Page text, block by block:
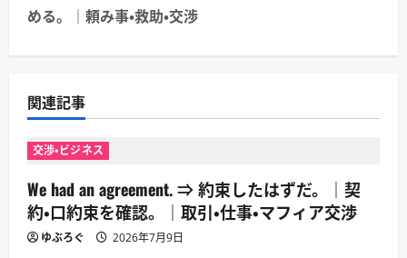
ゲ
ー
シ
ョ
ン
める。｜頼み事・救助・交渉
関連記事
交渉・ビジネス
We had an agreement. ⇒ 約束したはずだ。｜契
約・口約束を確認。｜取引・仕事・マフィア交渉
ゆぶろぐ 2026年7月9日